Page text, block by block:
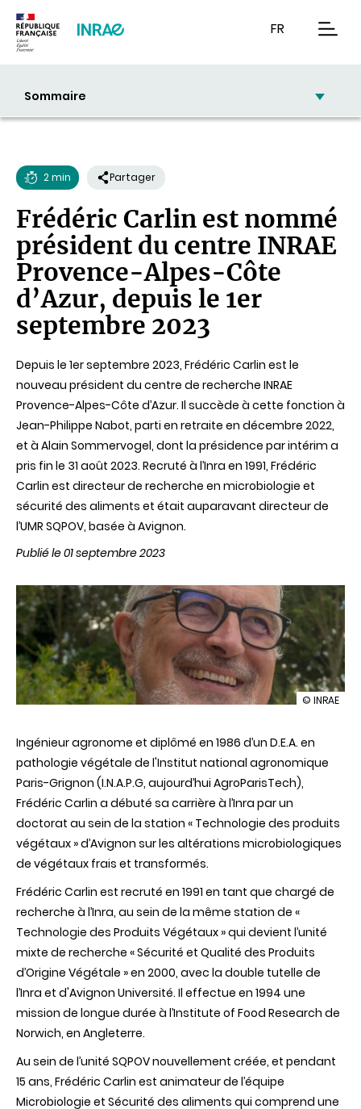
FR
Sommaire
de
lecture
2 min Partager
Frédéric Carlin est nommé
président du centre INRAE
Provence-Alpes-Côte
d’Azur, depuis le 1er
septembre 2023
Depuis le 1er septembre 2023, Frédéric Carlin est le
nouveau président du centre de recherche INRAE
Provence-Alpes-Côte d’Azur. Il succède à cette fonction à
Jean-Philippe Nabot, parti en retraite en décembre 2022,
et à Alain Sommervogel, dont la présidence par intérim a
pris fin le 31 août 2023. Recruté à l’Inra en 1991, Frédéric
Carlin est directeur de recherche en microbiologie et
sécurité des aliments et était auparavant directeur de
l’UMR SQPOV, basée à Avignon.
Publié le 01 septembre 2023
illustration
est
nommé
président
Provence-
Alpes-
Côte
le
2023
© INRAE
Ingénieur agronome et diplômé en 1986 d’un D.E.A. en
pathologie végétale de l'Institut national agronomique
Paris-Grignon (I.N.A.P.G, aujourd’hui AgroParisTech),
Frédéric Carlin a débuté sa carrière à l’Inra par un
doctorat au sein de la station « Technologie des produits
végétaux » d’Avignon sur les altérations microbiologiques
de végétaux frais et transformés.
Frédéric Carlin est recruté en 1991 en tant que chargé de
recherche à l’Inra, au sein de la même station de «
Technologie des Produits Végétaux » qui devient l’unité
mixte de recherche « Sécurité et Qualité des Produits
d’Origine Végétale » en 2000, avec la double tutelle de
l’Inra et d'Avignon Université. Il effectue en 1994 une
mission de longue durée à l’Institute of Food Research de
Norwich, en Angleterre.
Au sein de l’unité SQPOV nouvellement créée, et pendant
15 ans, Frédéric Carlin est animateur de l’équipe
Microbiologie et Sécurité des aliments qui comprend une